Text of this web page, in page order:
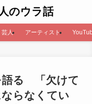
のウラ話
芸人 アーティスト
語る 「欠けて
らなくてい